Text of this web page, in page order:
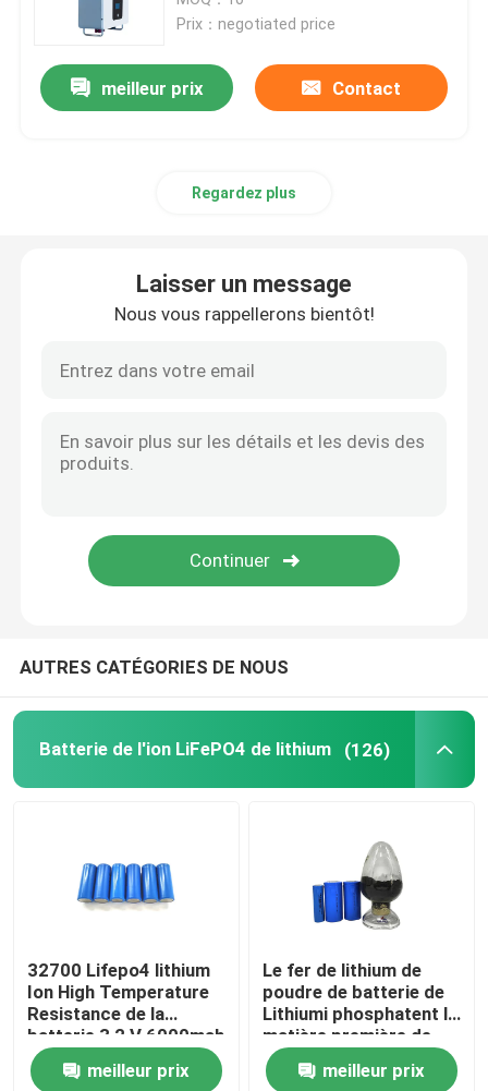
Batterie à la maison d'énergie
petite batterie de lipo
paquet de batterie de 48V LiFePO4
Outre de l'inverseur hybride solaire de grille
Centrale électrique portative
Prix：negotiated price
meilleur prix Contact
Regardez plus
Laisser un message
Nous vous rappellerons bientôt!
AUTRES CATÉGORIES DE NOUS
Batterie de l'ion LiFePO4 de lithium (126)
32700 Lifepo4 lithium
Ion High Temperature
Resistance de la
batterie 3,2 V 6000mah
meilleur prix
Le fer de lithium de
poudre de batterie de
Lithiumi phosphatent la
matière première de
batterie au lithium de la
poudre LiFePO4
meilleur prix